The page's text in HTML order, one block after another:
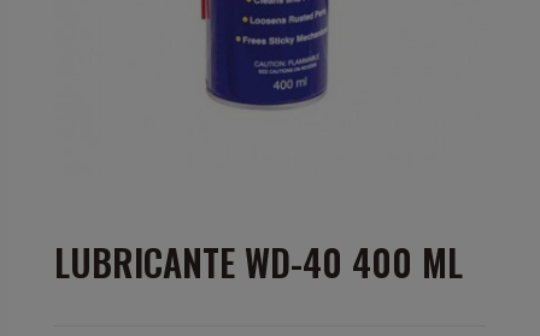
LUBRICANTE WD-40 400 ML